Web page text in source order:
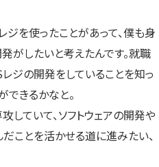
を使ったことがあって、僕も身
がしたいと考えたんです。就職
ジの開発をしていることを知っ
できるかなと。
ていて、ソフトウェアの開発や
ことを活かせる道に進みたい、